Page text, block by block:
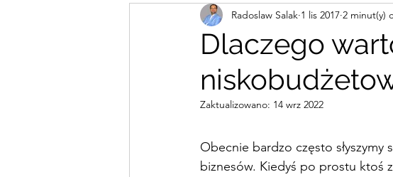
Oszczędzanie Rozwój osobisty
Dlaczego
Radoslaw Salak 1 lis 2017 2 minut(y)
Zaktualizowano: 14 wrz 2022
Obecnie bardzo często słyszymy
biznesów. Kiedyś po prostu ktoś